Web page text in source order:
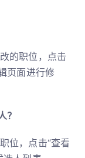
的职位，点击
页面进行修
？
位，点击“查看